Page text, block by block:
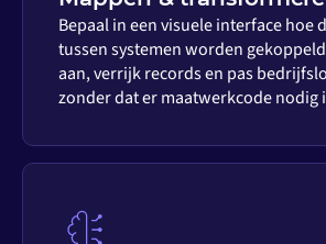
Bepaal in een visuele interface hoe
tussen systemen worden
aan, verrijk records en pas
zonder dat er maatwerkcode nodig